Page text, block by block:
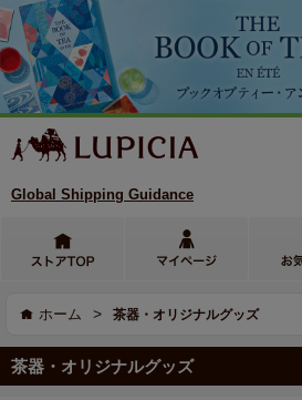
Global Shipping Guidance
ホーム > 茶器・オリジナルグッズ
茶器・オリジナルグッズ